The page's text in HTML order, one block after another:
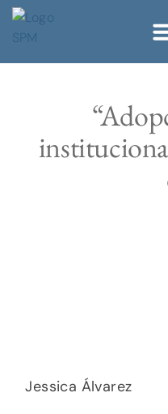
Jessica Álvarez